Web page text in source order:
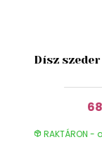
Dísz
RAKTÁRON